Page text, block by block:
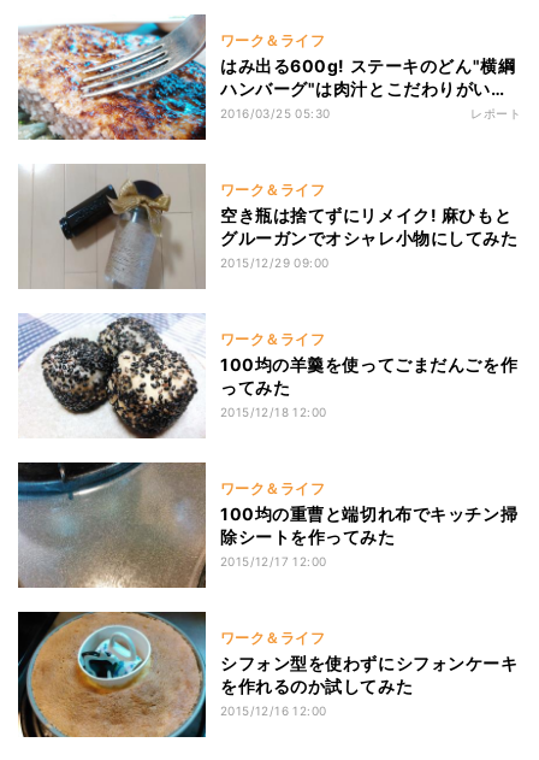
ワーク＆ライフ
はみ出る600g! ステーキのどん"横綱
ハンバーグ"は肉汁とこだわりがいっ
ぱい
2016/03/25 05:30 レポート
ワーク＆ライフ
空き瓶は捨てずにリメイク! 麻ひもと
グルーガンでオシャレ小物にしてみた
2015/12/29 09:00
ワーク＆ライフ
100均の羊羹を使ってごまだんごを作
ってみた
2015/12/18 12:00
ワーク＆ライフ
100均の重曹と端切れ布でキッチン掃
除シートを作ってみた
2015/12/17 12:00
ワーク＆ライフ
シフォン型を使わずにシフォンケーキ
を作れるのか試してみた
2015/12/16 12:00